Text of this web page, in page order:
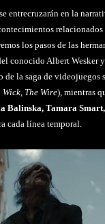
entrecruzarán en la
los pasos de las
conocido Albert Wesker
la saga de videojuegos
Wick, The Wire), mientras
Balinska, Tamara
cada línea temporal.